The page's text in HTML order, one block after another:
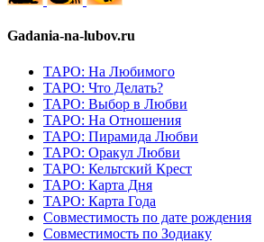
Gadania-na-lubov.ru
ТАРО: На Любимого
ТАРО: Что Делать?
ТАРО: Выбор в Любви
ТАРО: На Отношения
ТАРО: Пирамида Любви
ТАРО: Оракул Любви
ТАРО: Кельтский Крест
ТАРО: Карта Дня
ТАРО: Карта Года
Cовместимость по дате рождения
Cовместимость по Зодиаку